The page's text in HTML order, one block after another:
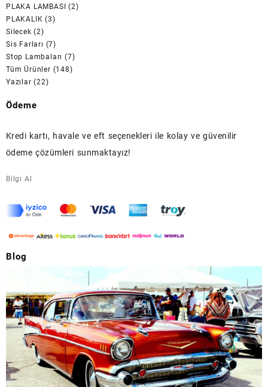
PLAKA LAMBASI (2)
PLAKALIK (3)
Silecek (2)
Sis Farları (7)
Stop Lambaları (7)
Tüm Ürünler (148)
Yazılar (22)
Ödeme
Kredi kartı, havale ve eft seçenekleri ile kolay ve güvenilir
ödeme çözümleri sunmaktayız!
Bilgi Al
Blog